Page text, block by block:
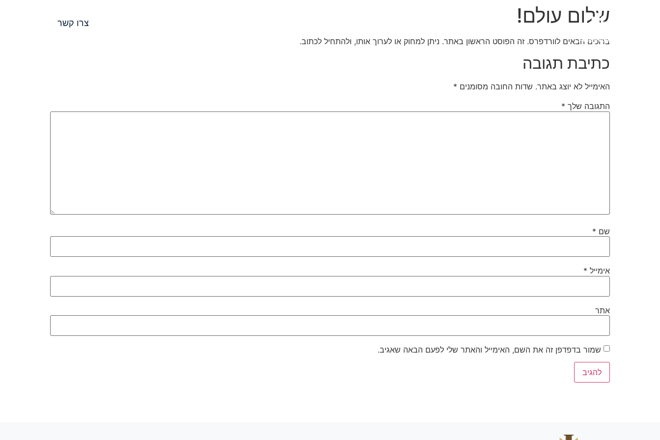
צרו קשר שלום עולם!
ברוכים הבאים לוורדפרס. זה הפוסט הראשון באתר. ניתן למחוק או לערוך אותו, ולהתחיל לכתוב.
כתיבת תגובה
האימייל לא יוצג באתר. שדות החובה מסומנים *
התגובה שלך *
שם *
אימייל *
אתר
שמור בדפדפן זה את השם, האימייל והאתר שלי לפעם הבאה שאגיב.